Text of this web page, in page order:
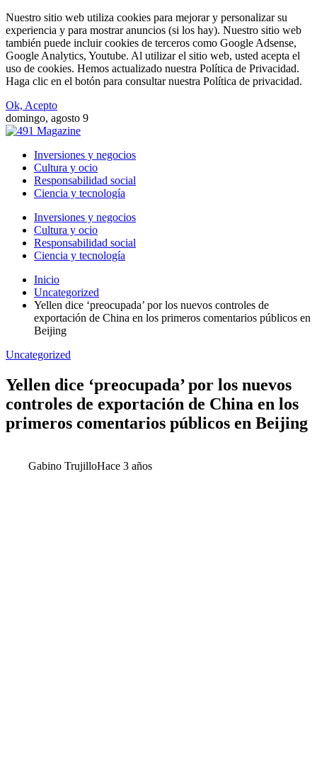
Nuestro sitio web utiliza cookies para mejorar y personalizar su
experiencia y para mostrar anuncios (si los hay). Nuestro sitio web
también puede incluir cookies de terceros como Google Adsense,
Google Analytics, Youtube. Al utilizar el sitio web, usted acepta el
uso de cookies. Hemos actualizado nuestra Política de Privacidad.
Haga clic en el botón para consultar nuestra Política de privacidad.
Ok, Acepto
domingo, agosto 9
Inversiones y negocios
Cultura y ocio
Responsabilidad social
Ciencia y tecnología
Inversiones y negocios
Cultura y ocio
Responsabilidad social
Ciencia y tecnología
Inicio
Uncategorized
Yellen dice ‘preocupada’ por los nuevos controles de
exportación de China en los primeros comentarios públicos en
Beijing
Uncategorized
Yellen dice ‘preocupada’ por los nuevos
controles de exportación de China en los
primeros comentarios públicos en Beijing
Gabino TrujilloHace 3 años